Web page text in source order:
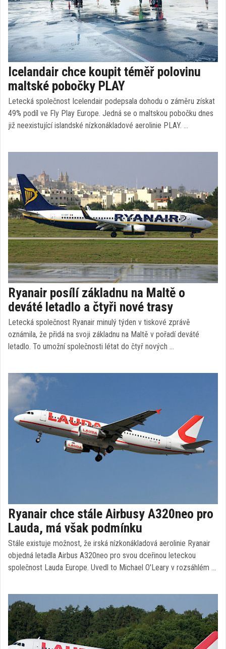
Icelandair chce koupit téměř polovinu
maltské pobočky PLAY
Letecká společnost Icelendair podepsala dohodu o záměru získat
49% podíl ve Fly Play Europe. Jedná se o maltskou pobočku dnes
již neexistující islandské nízkonákladové aerolinie PLAY. …
Ryanair posílí základnu na Maltě o
deváté letadlo a čtyři nové trasy
Letecká společnost Ryanair minulý týden v tiskové zprávě
oznámila, že přidá na svoji základnu na Maltě v pořadí deváté
letadlo. To umožní společnosti létat do čtyř nových …
Ryanair chce stále Airbusy A320neo pro
Lauda, má však podmínku
Stále existuje možnost, že irská nízkonákladová aerolinie Ryanair
objedná letadla Airbus A320neo pro svou dceřinou leteckou
společnost Lauda Europe. Uvedl to Michael O'Leary v rozsáhlém …